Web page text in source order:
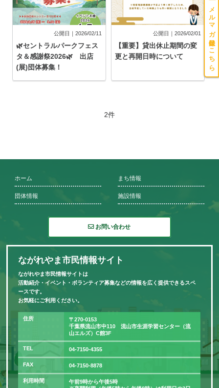
公開日｜2026/02/11
🌿セントラルパークフェス
タ＆感謝祭2026🌿 出店
(展)団体募集！
公開日｜2026/02/01
【重要】貸出休止期間の変
更と再開日時について
2件
メルマガ登録はこちら
ホーム まち情報
団体情報 施設情報
お問い合わせ
ながれやま市民情報サイト
ながれやま市民情報サイトは
活動紹介・イベント・ボランティア募集などの情報を広く提供できるスペ
ースです。
お気軽にご利用ください。
住所
〒270-0153
千葉県流山市中110 流山市生涯学習センター（流
山エルズ）C館3F
TEL 04-7150-4355
FAX 04-7150-8878
利用時間
午前9時から午後5時